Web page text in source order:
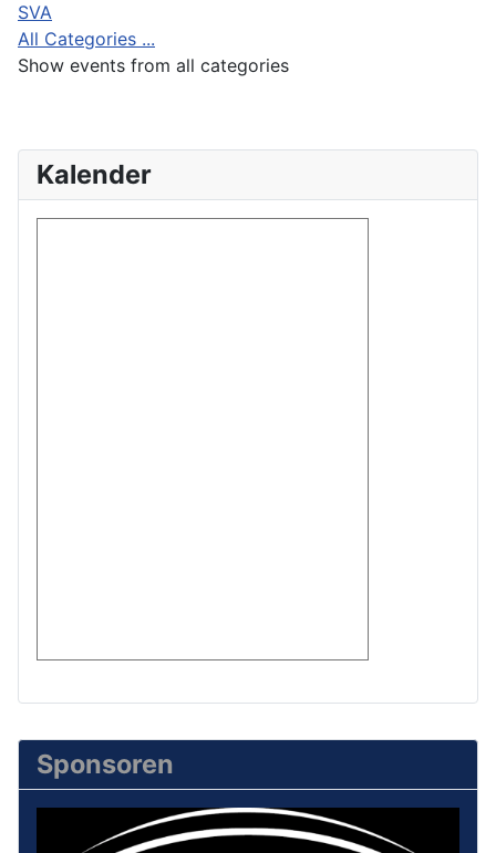
Sponsoren
SVA
All Categories ...
Show events from all categories
Kalender